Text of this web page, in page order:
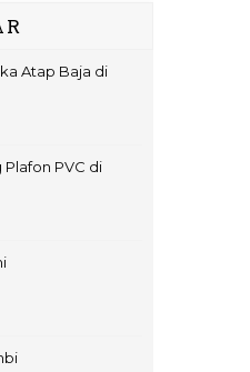
Atap Baja di
Plafon PVC di